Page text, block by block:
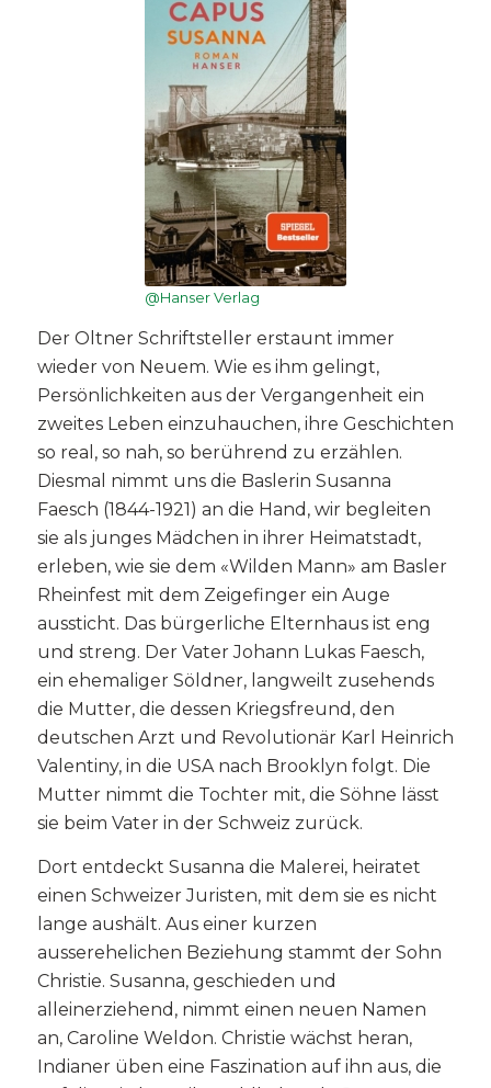
@Hanser Verlag
Der Oltner Schriftsteller erstaunt immer
wieder von Neuem. Wie es ihm gelingt,
Persönlichkeiten aus der Vergangenheit ein
zweites Leben einzuhauchen, ihre Geschichten
so real, so nah, so berührend zu erzählen.
Diesmal nimmt uns die Baslerin Susanna
Faesch (1844-1921) an die Hand, wir begleiten
sie als junges Mädchen in ihrer Heimatstadt,
erleben, wie sie dem «Wilden Mann» am Basler
Rheinfest mit dem Zeigefinger ein Auge
aussticht. Das bürgerliche Elternhaus ist eng
und streng. Der Vater Johann Lukas Faesch,
ein ehemaliger Söldner, langweilt zusehends
die Mutter, die dessen Kriegsfreund, den
deutschen Arzt und Revolutionär Karl Heinrich
Valentiny, in die USA nach Brooklyn folgt. Die
Mutter nimmt die Tochter mit, die Söhne lässt
sie beim Vater in der Schweiz zurück.
Dort entdeckt Susanna die Malerei, heiratet
einen Schweizer Juristen, mit dem sie es nicht
lange aushält. Aus einer kurzen
ausserehelichen Beziehung stammt der Sohn
Christie. Susanna, geschieden und
alleinerziehend, nimmt einen neuen Namen
an, Caroline Weldon. Christie wächst heran,
Indianer üben eine Faszination auf ihn aus, die